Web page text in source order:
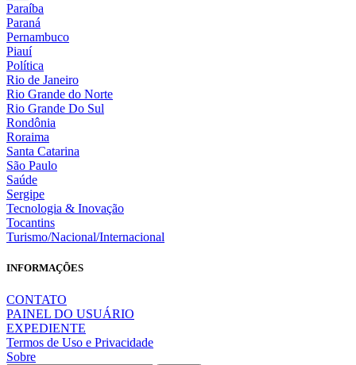
Paraíba
Paraná
Pernambuco
Piauí
Política
Rio de Janeiro
Rio Grande do Norte
Rio Grande Do Sul
Rondônia
Roraima
Santa Catarina
São Paulo
Saúde
Sergipe
Tecnologia & Inovação
Tocantins
Turismo/Nacional/Internacional
INFORMAÇÕES
CONTATO
PAINEL DO USUÁRIO
EXPEDIENTE
Termos de Uso e Privacidade
Sobre